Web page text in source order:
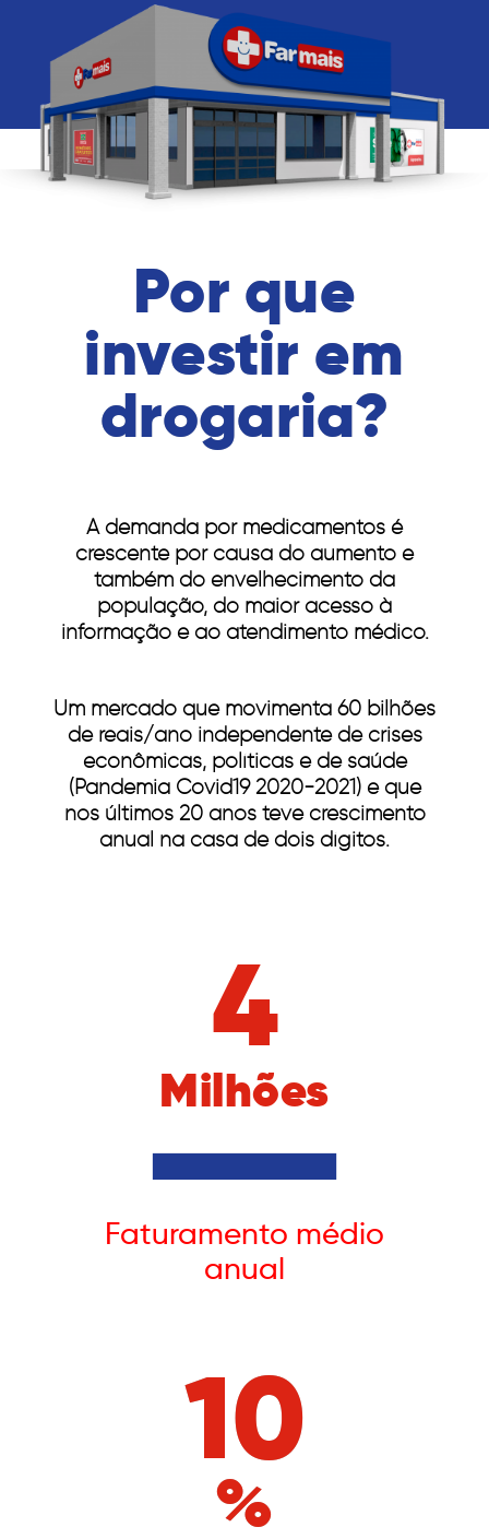
Por que
investir em
drogaria?
A demanda por medicamentos é
crescente por causa do aumento e
também do envelhecimento da
população, do maior acesso à
informação e ao atendimento médico.
Um mercado que movimenta 60 bilhões
de reais/ano independente de crises
econômicas, políticas e de saúde
(Pandemia Covid19 2020-2021) e que
nos últimos 20 anos teve crescimento
anual na casa de dois dígitos.
4
Milhões
Faturamento médio
anual
10
%